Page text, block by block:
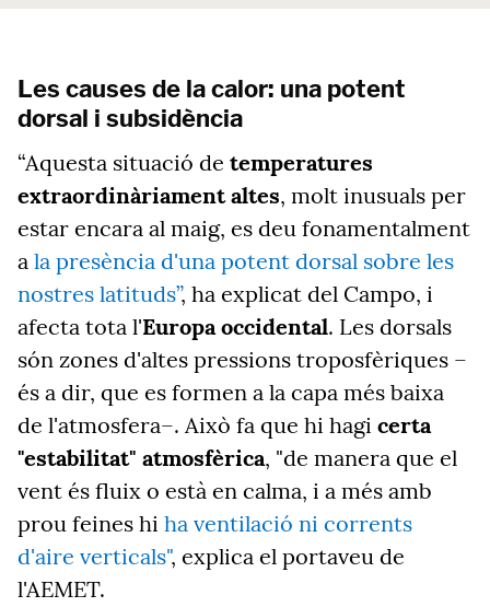
Les causes de la calor: una potent
dorsal i subsidència
“Aquesta situació de temperatures
extraordinàriament altes, molt inusuals per
estar encara al maig, es deu fonamentalment
a la presència d'una potent dorsal sobre les
nostres latituds”, ha explicat del Campo, i
afecta tota l'Europa occidental. Les dorsals
són zones d'altes pressions troposfèriques –
és a dir, que es formen a la capa més baixa
de l'atmosfera–. Això fa que hi hagi certa
"estabilitat" atmosfèrica, "de manera que el
vent és fluix o està en calma, i a més amb
prou feines hi ha ventilació ni corrents
d'aire verticals", explica el portaveu de
l'AEMET.